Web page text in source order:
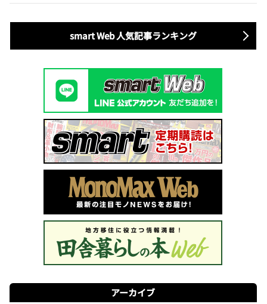
smart Web 人気記事ランキング
アーカイブ